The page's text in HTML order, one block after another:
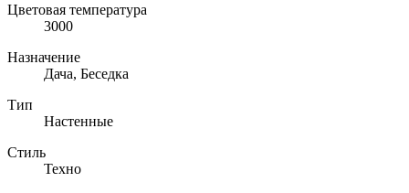
Цветовая температура
3000
Назначение
Дача, Беседка
Тип
Настенные
Стиль
Техно